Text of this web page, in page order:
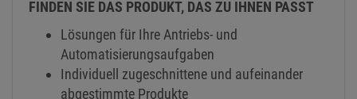
Lösungen für Ihre Antriebs- und
Automatisierungsaufgaben
Individuell zugeschnittene und aufeinander
abgestimmte Produkte
Antriebstechnik